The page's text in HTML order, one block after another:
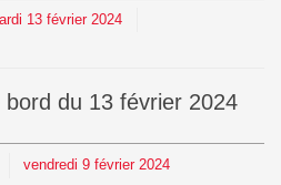
13 février 2024
bord du 13 février 2024
vendredi 9 février 2024